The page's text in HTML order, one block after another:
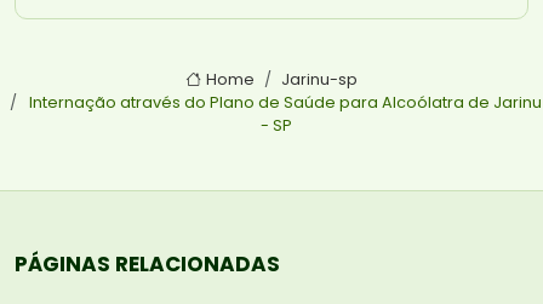
Home
Jarinu-sp
Internação através do Plano de Saúde para Alcoólatra de Jarinu
- SP
PÁGINAS RELACIONADAS